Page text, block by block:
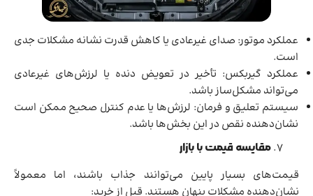
عملکرد موتور: صدای غیرعادی یا کاهش قدرت نشانه مشکلات جدی
است.
عملکرد گیربکس: تأخیر در تعویض دنده یا لرزش‌های غیرعادی
می‌تواند مشکل‌ساز باشد.
سیستم تعلیق و فرمان: لرزش‌ها یا عدم کنترل صحیح ممکن است
نشان‌دهنده نقص در این بخش‌ها باشد.
مقایسه قیمت با بازار
قیمت‌های بسیار پایین می‌توانند جذاب باشند، اما معمولاً
نشان‌دهنده مشکلات پنهان هستند. قبل از خرید: